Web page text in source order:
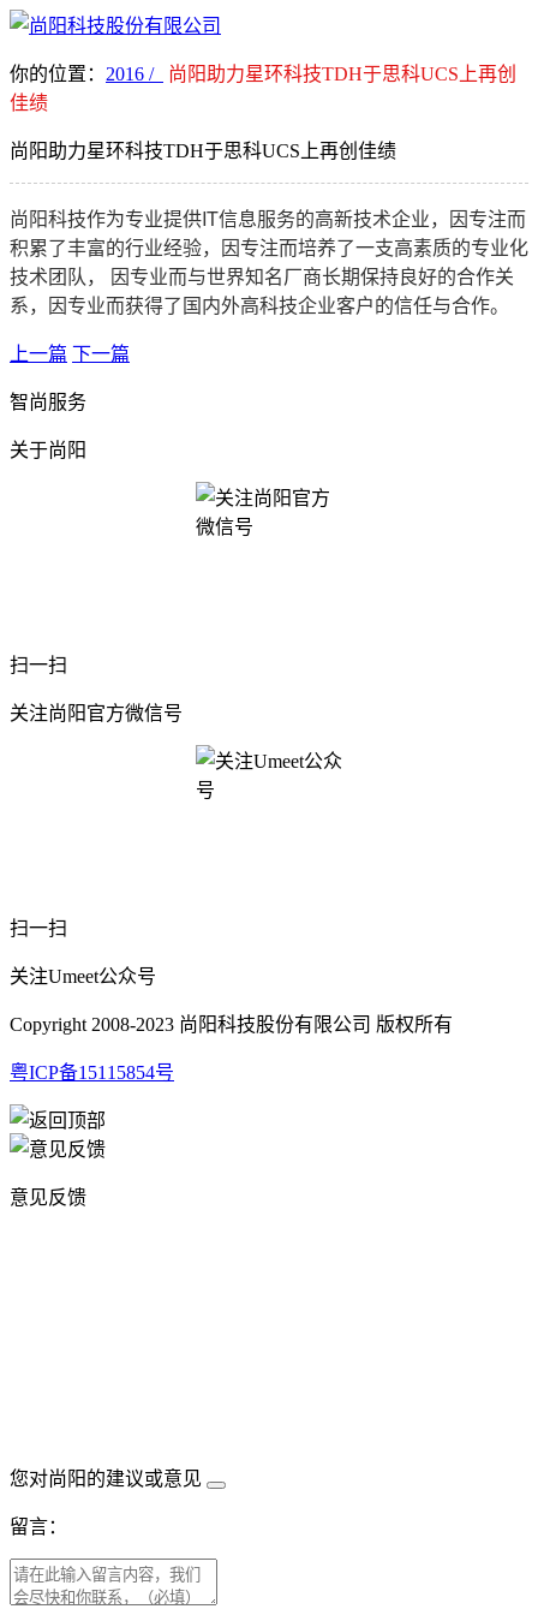
你的位置： 2016 /
尚阳助力星环科技TDH于思科UCS上再创
佳绩
尚阳助力星环科技TDH于思科UCS上再创佳绩
尚阳科技作为专业提供IT信息服务的高新技术企业，因专注而
积累了丰富的行业经验，因专注而培养了一支高素质的专业化
技术团队， 因专业而与世界知名厂商长期保持良好的合作关
系，因专业而获得了国内外高科技企业客户的信任与合作。
上一篇 下一篇
智尚服务
关于尚阳
扫一扫
关注尚阳官方微信号
扫一扫
关注Umeet公众号
Copyright 2008-2023 尚阳科技股份有限公司 版权所有
粤ICP备15115854号
意见反馈
您对尚阳的建议或意见
留言：